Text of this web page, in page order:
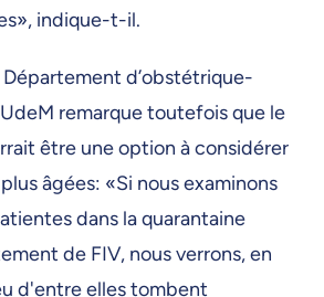
indique-t-il.
d’obstétrique-
remarque toutefois que le
être une option à considérer
âgées: «Si nous examinons
dans la quarantaine
de FIV, nous verrons, en
d'entre elles tombent